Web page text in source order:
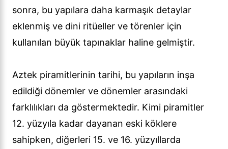
sonra, bu yapılara daha karmaşık detaylar
eklenmiş ve dini ritüeller ve törenler için
kullanılan büyük tapınaklar haline gelmiştir.
Aztek piramitlerinin tarihi, bu yapıların inşa
edildiği dönemler ve dönemler arasındaki
farklılıkları da göstermektedir. Kimi piramitler
12. yüzyıla kadar dayanan eski köklere
sahipken, diğerleri 15. ve 16. yüzyıllarda